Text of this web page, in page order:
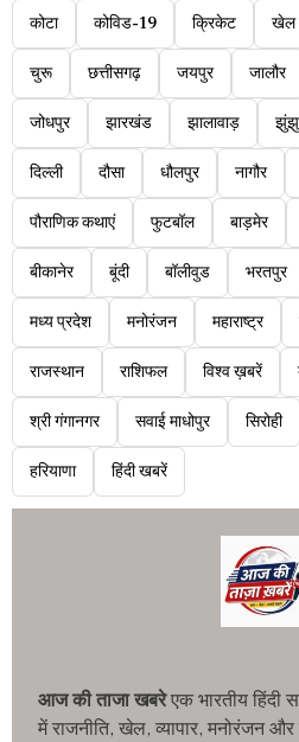
कोटा कोविड-19 क्रिकेट खेल
चुरू छत्तीसगढ़ जयपुर जालौर
जोधपुर झारखंड झालावाड़
दिल्ली दौसा धौलपुर नागौर
पौराणिक कथाएं फुटबॉल बाड़मेर
बीकानेर बूंदी बॉलीवुड भरतपुर
मध्य प्रदेश मनोरंजन महाराष्ट्र
राजस्थान राशिफल विश्व ख़बरें
श्री गंगानगर सवाई माधोपुर सिरोही
हरियाणा हिंदी खबरें
आज की ताजा खबरेएक भारतीय हिंदी
में राजनीति, खेल, व्यापार, मनोरंजन